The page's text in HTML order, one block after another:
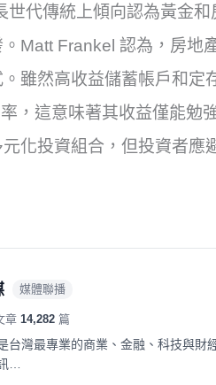
世代傳統上傾向認為黃金
Matt Frankel 認為，房地
雖然高收益儲蓄帳戶和定
，這意味著其收益僅能勉
化投資組合，但投資者應
媒體聯播
章 14,282 篇
台灣最專業的商業、金融、科技與財
…